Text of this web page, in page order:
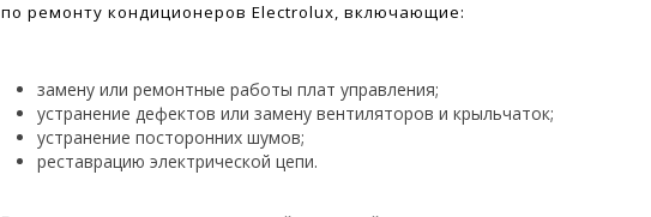
по ремонту кондиционеров Electrolux, включающие:
замену или ремонтные работы плат управления;
устранение дефектов или замену вентиляторов и крыльчаток;
устранение посторонних шумов;
реставрацию электрической цепи.